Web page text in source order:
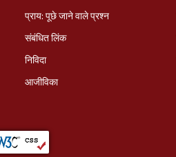
प्राय: पूछे जाने वाले प्रश्‍न
संबंधित लिंक
निविदा
आजीविका